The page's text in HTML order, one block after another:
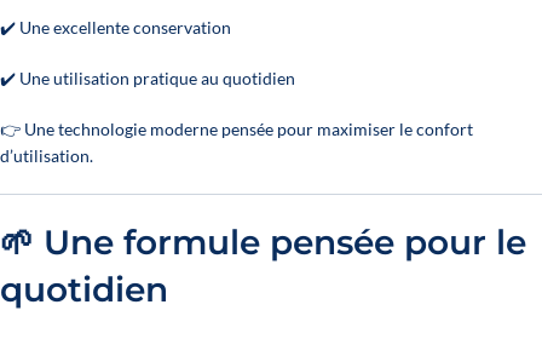
✔️ Une excellente conservation
✔️ Une utilisation pratique au quotidien
👉 Une technologie moderne pensée pour maximiser le confort
d’utilisation.
🌱 Une formule pensée pour le
quotidien